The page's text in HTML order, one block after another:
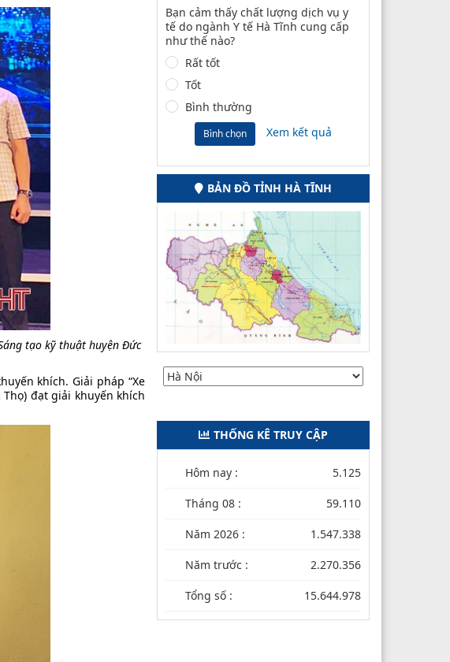
tạo kỹ thuật huyện Đức
khích. Giải pháp “Xe
đạt giải khuyến khích
Bạn cảm thấy chất lượng dịch vụ y
tế do ngành Y tế Hà Tĩnh cung cấp
như thế nào?
Rất tốt
Tốt
Bình thường
Bình chọn Xem kết quả
BẢN ĐỒ TỈNH HÀ TĨNH
THỐNG KÊ TRUY CẬP
Hôm nay : 5.125
Tháng 08 : 59.110
Năm 2026 : 1.547.338
Năm trước : 2.270.356
Tổng số : 15.644.978